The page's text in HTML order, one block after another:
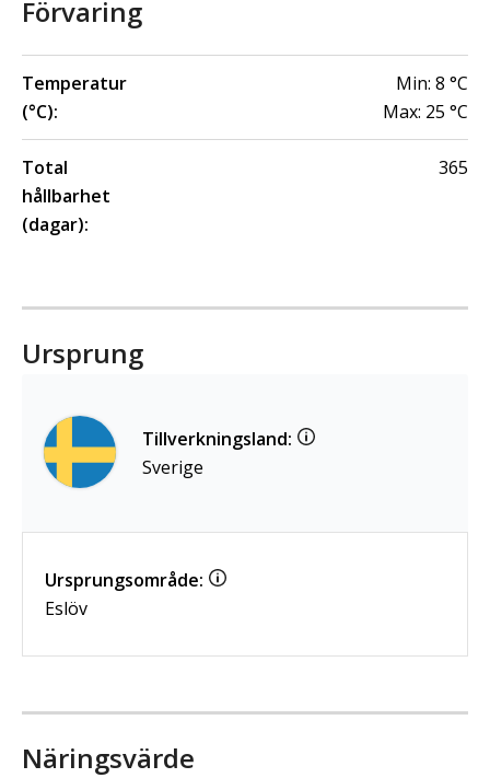
Förvaring
Temperatur
(°C):
Min: 8 °C
Max: 25 °C
Total
hållbarhet
(dagar):
365
Ursprung
Tillverkningsland:
Sverige
Ursprungsområde:
Eslöv
Näringsvärde